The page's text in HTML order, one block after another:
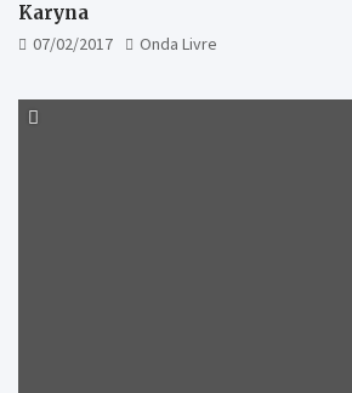
Karyna
07/02/2017 Onda Livre